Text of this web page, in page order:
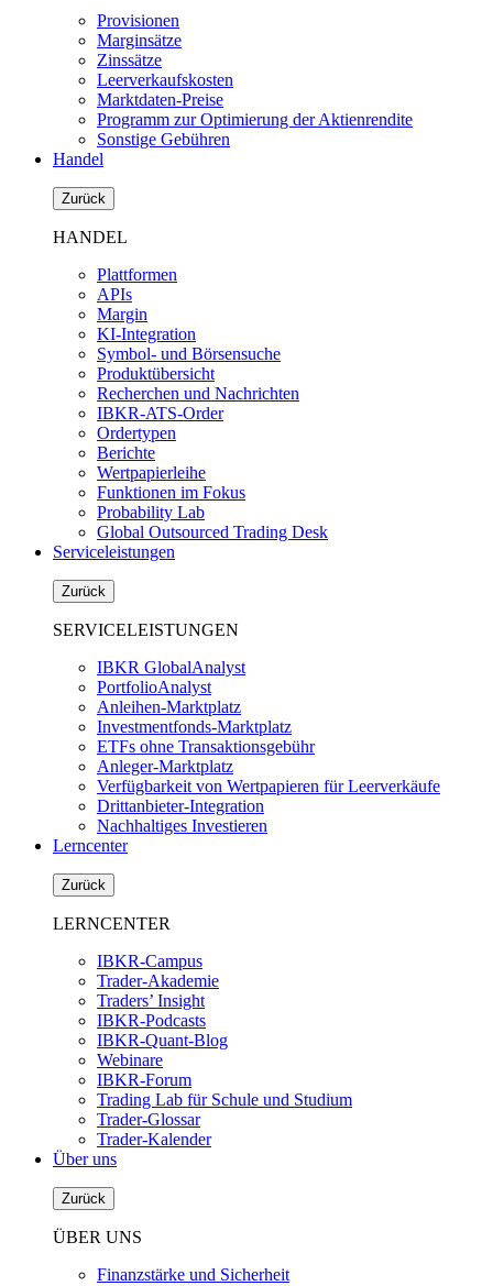
Provisionen
Marginsätze
Zinssätze
Leerverkaufskosten
Marktdaten-Preise
Programm zur Optimierung der Aktienrendite
Sonstige Gebühren
Handel
Zurück
HANDEL
Plattformen
APIs
Margin
KI-Integration
Symbol- und Börsensuche
Produktübersicht
Recherchen und Nachrichten
IBKR-ATS-Order
Ordertypen
Berichte
Wertpapierleihe
Funktionen im Fokus
Probability Lab
Global Outsourced Trading Desk
Serviceleistungen
Zurück
SERVICELEISTUNGEN
IBKR GlobalAnalyst
PortfolioAnalyst
Anleihen-Marktplatz
Investmentfonds-Marktplatz
ETFs ohne Transaktionsgebühr
Anleger-Marktplatz
Verfügbarkeit von Wertpapieren für Leerverkäufe
Drittanbieter-Integration
Nachhaltiges Investieren
Lerncenter
Zurück
LERNCENTER
IBKR-Campus
Trader-Akademie
Traders’ Insight
IBKR-Podcasts
IBKR-Quant-Blog
Webinare
IBKR-Forum
Trading Lab für Schule und Studium
Trader-Glossar
Trader-Kalender
Über uns
Zurück
ÜBER UNS
Finanzstärke und Sicherheit